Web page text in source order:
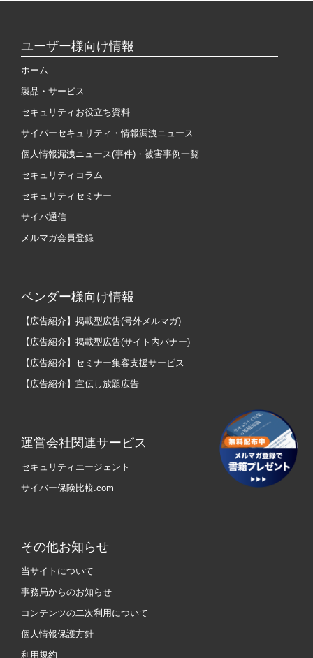
ユーザー様向け情報
ホーム
製品・サービス
セキュリティお役立ち資料
サイバーセキュリティ・情報漏洩ニュース
個人情報漏洩ニュース(事件)・被害事例一覧
セキュリティコラム
セキュリティセミナー
サイバ通信
メルマガ会員登録
ベンダー様向け情報
【広告紹介】掲載型広告(号外メルマガ)
【広告紹介】掲載型広告(サイト内バナー)
【広告紹介】セミナー集客支援サービス
【広告紹介】宣伝し放題広告
運営会社関連サービス
セキュリティエージェント
サイバー保険比較.com
その他お知らせ
当サイトについて
事務局からのお知らせ
コンテンツの二次利用について
個人情報保護方針
利用規約